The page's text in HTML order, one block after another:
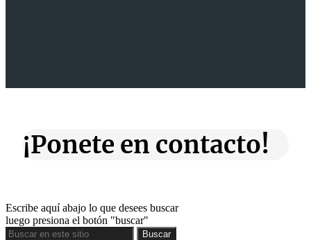
¡Ponete en contacto!
Escribe aquí abajo lo que desees buscar
luego presiona el botón "buscar"
Buscar
Buscar